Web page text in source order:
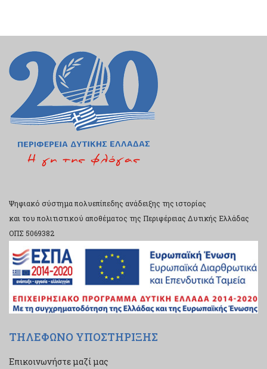
Ψηφιακό σύστημα πολυεπίπεδης ανάδειξης της ιστορίας
και του πολιτιστικού αποθέματος της Περιφέρειας Δυτικής Ελλάδας
ΟΠΣ 5069382
ΤΗΛΕΦΩΝΟ ΥΠΟΣΤΗΡΙΞΗΣ
Επικοινωνήστε μαζί μας